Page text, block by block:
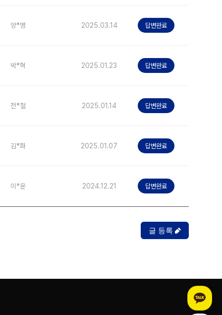
양*명 2025.03.14 답변완료
박*혁 2025.01.23 답변완료
전*철 2025.01.14 답변완료
김*화 2025.01.07 답변완료
이*운 2024.12.21 답변완료
글 등록